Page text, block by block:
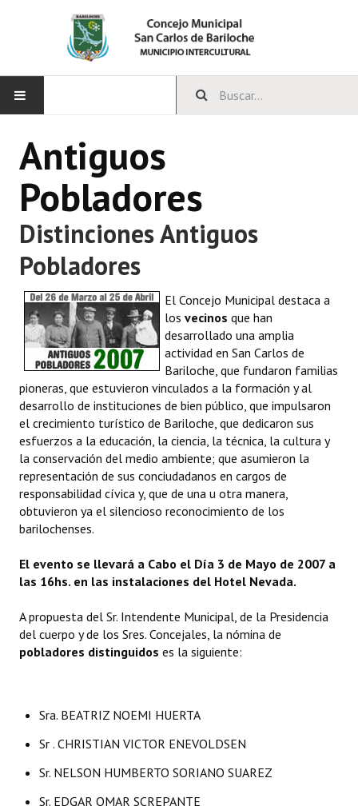
CONCEJO
Bloques Políticos
Integrantes del Concejo
Comisiones Permanentes
Comisiones Especiales
Concejales Mandato Cumplido
Programas
LEGISLACIÓN
Constitución Nacional
Constitución Provincial
Carta Orgánica 2007
Digesto
Organigrama
DOCUMENTOS
Proyectos Presentados
Dictámenes Asesoría Letrada
Actas de Sesión
Antiguos
Pobladores
Distinciones Antiguos
Pobladores
El Concejo Municipal destaca a
los vecinos que han
desarrollado una amplia
actividad en San Carlos de
Bariloche, que fundaron familias
pioneras, que estuvieron vinculados a la formación y al
desarrollo de instituciones de bien público, que impulsaron
el crecimiento turístico de Bariloche, que dedicaron sus
esfuerzos a la educación, la ciencia, la técnica, la cultura y
la conservación del medio ambiente; que asumieron la
representación de sus conciudadanos en cargos de
responsabilidad cívica y, que de una u otra manera,
obtuvieron ya el silencioso reconocimiento de los
barilochenses.
El evento se llevará a Cabo el Día 3 de Mayo de 2007 a
las 16hs. en las instalaciones del Hotel Nevada.
A propuesta del Sr. Intendente Municipal, de la Presidencia
del cuerpo y de los Sres. Concejales, la nómina de
pobladores distinguidos es la siguiente:
Sra. BEATRIZ NOEMI HUERTA
Sr . CHRISTIAN VICTOR ENEVOLDSEN
Sr. NELSON HUMBERTO SORIANO SUAREZ
Sr. EDGAR OMAR SCREPANTE